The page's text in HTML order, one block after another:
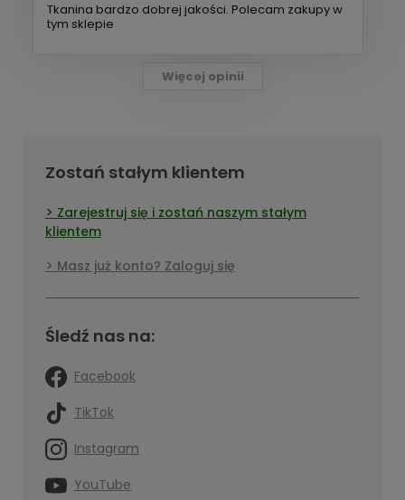
Tkanina bardzo dobrej jakości. Polecam zakupy w
tym sklepie
Więcej opinii
Zostań stałym klientem
Zarejestruj się i zostań naszym stałym
klientem
Masz już konto? Zaloguj się
Śledź nas na:
Facebook
TikTok
Instagram
YouTube